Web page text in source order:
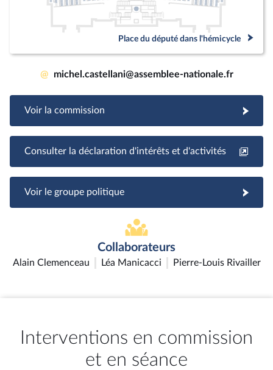
Place du député dans l'hémicycle
@ michel.castellani@assemblee-nationale.fr
Voir la commission
Consulter la déclaration d'intérêts et d'activités
Voir le groupe politique
Collaborateurs
Alain Clemenceau Léa Manicacci Pierre-Louis Rivailler
Interventions en commission
et en séance